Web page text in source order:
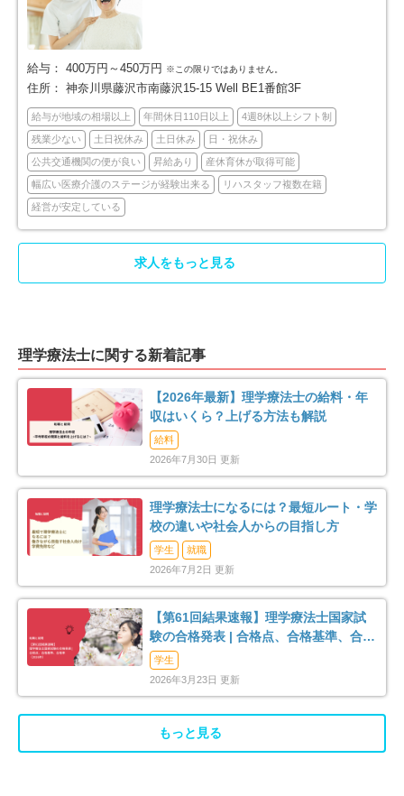
相模原市南区
平塚市 40 鎌倉市 64
藤沢市 118 小田原市 74
茅ヶ崎市 57 逗子市 23
三浦市 17 秦野市 39
厚木市 64 大和市 49
伊勢原市 26 海老名市 45
綾瀬市 16 三浦郡葉山町 2
高座郡寒川町 10 中郡大磯町 3
足柄上郡中井町
足柄上郡大井町 2 足柄上郡松田町 3
足柄上郡開成町 4
足柄下郡真鶴町 2 足柄下郡湯河原町 11
愛甲郡愛川町 4
給与： 400万円～450万円 ※この限りではありません。
住所： 神奈川県藤沢市南藤沢15-15 Well BE1番館3F
給与が地域の相場以上 年間休日110日以上 4週8休以上シフト制
残業少ない 土日祝休み 土日休み 日・祝休み
公共交通機関の便が良い 昇給あり 産休育休が取得可能
幅広い医療介護のステージが経験出来る リハスタッフ複数在籍
経営が安定している
求人をもっと見る
理学療法士に関する新着記事
【2026年最新】理学療法士の給料・年
収はいくら？上げる方法も解説
給料
2026年7月30日 更新
理学療法士になるには？最短ルート・学
校の違いや社会人からの目指し方
学生
就職
2026年7月2日 更新
【第61回結果速報】理学療法士国家試
験の合格発表 | 合格点、合格基準、合格
率（2026年）
学生
2026年3月23日 更新
もっと見る